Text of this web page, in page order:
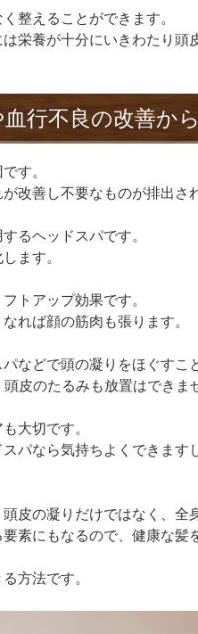
整えることができます。
栄養が十分にいきわたり頭
行不良の改善から
す。
改善し不要なものが排出さ
るヘッドスパです。
ます。
トアップ効果です。
れば顔の筋肉も張ります。
などで頭の凝りをほぐすこ
皮のたるみも放置はできま
大切です。
パなら気持ちよくできます
皮の凝りだけではなく、全
素にもなるので、健康な髪
方法です。